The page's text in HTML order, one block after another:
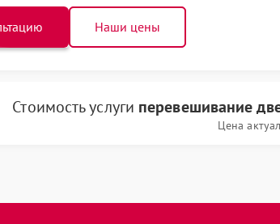
Наши цены
Стоимость услуги перевешивание
Цена